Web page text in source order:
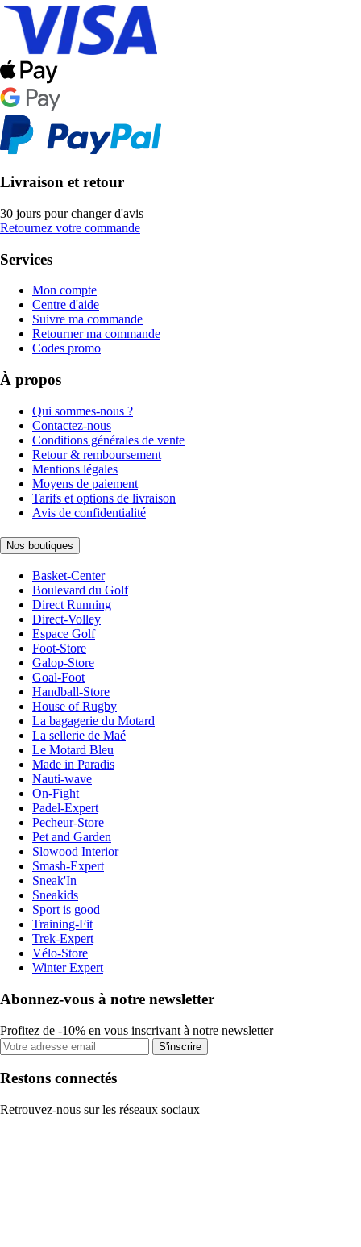
Livraison et retour
30 jours pour changer d'avis
Retournez votre commande
Services
Mon compte
Centre d'aide
Suivre ma commande
Retourner ma commande
Codes promo
À propos
Qui sommes-nous ?
Contactez-nous
Conditions générales de vente
Retour & remboursement
Mentions légales
Moyens de paiement
Tarifs et options de livraison
Avis de confidentialité
Nos boutiques
Basket-Center
Boulevard du Golf
Direct Running
Direct-Volley
Espace Golf
Foot-Store
Galop-Store
Goal-Foot
Handball-Store
House of Rugby
La bagagerie du Motard
La sellerie de Maé
Le Motard Bleu
Made in Paradis
Nauti-wave
On-Fight
Padel-Expert
Pecheur-Store
Pet and Garden
Slowood Interior
Smash-Expert
Sneak'In
Sneakids
Sport is good
Training-Fit
Trek-Expert
Vélo-Store
Winter Expert
Abonnez-vous à notre newsletter
Profitez de -10% en vous inscrivant à notre newsletter
S'inscrire
Restons connectés
Retrouvez-nous sur les réseaux sociaux